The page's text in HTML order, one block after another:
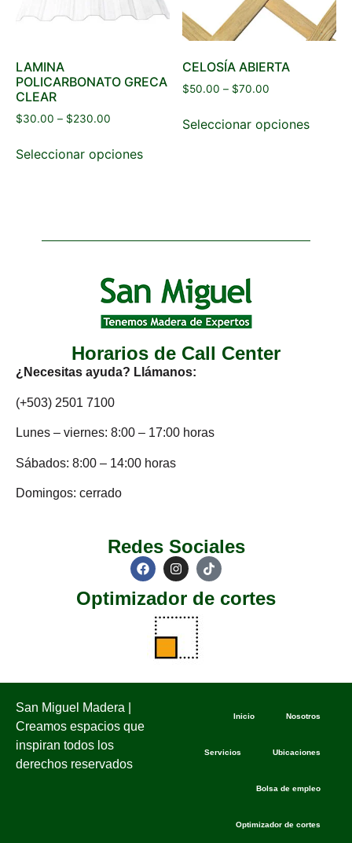
LAMINA
POLICARBONATO GRECA
CLEAR
$30.00 – $230.00
Seleccionar opciones
CELOSÍA ABIERTA
$50.00 – $70.00
Seleccionar opciones
Horarios de Call Center
¿Necesitas ayuda? Llámanos:
(+503) 2501 7100
Lunes – viernes: 8:00 – 17:00 horas
Sábados: 8:00 – 14:00 horas
Domingos: cerrado
Redes Sociales
Optimizador de cortes
San Miguel Madera |
Creamos espacios que
inspiran todos los
derechos reservados
Inicio Nosotros
Servicios Ubicaciones
Bolsa de empleo
Optimizador de cortes